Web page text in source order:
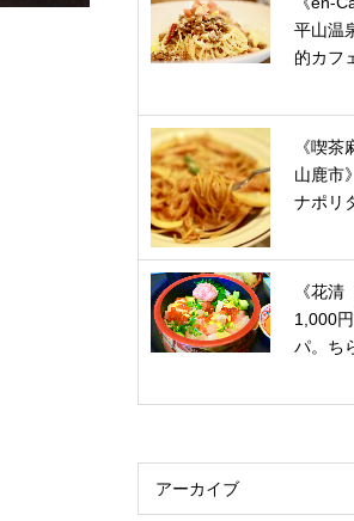
平山温
的カフ
《喫
山鹿市
ナポリ
《花清
1,000
パ。ち